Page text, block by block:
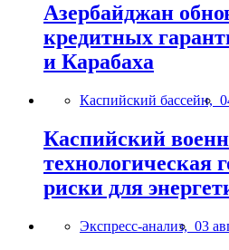
Азербайджан
кредитных
и Карабаха
Каспийский бассейн,
Каспийский
технологическая
риски для
Экспресс-анализ, 03